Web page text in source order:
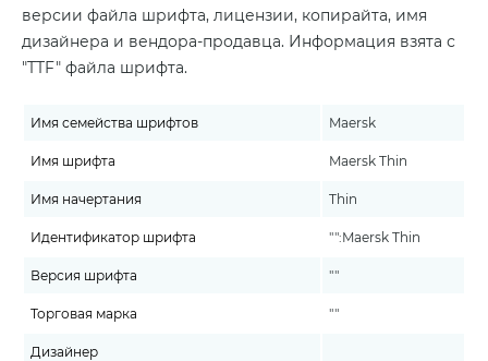
версии файла шрифта, лицензии, копирайта, имя
дизайнера и вендора-продавца. Информация взята с
"TTF" файла шрифта.
Имя семейства шрифтов Maersk
Имя шрифта Maersk Thin
Имя начертания Thin
Идентификатор шрифта "":Maersk Thin
Версия шрифта ""
Торговая марка ""
Дизайнер